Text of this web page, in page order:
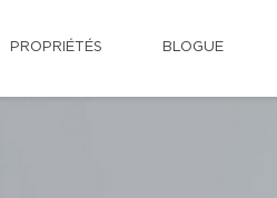
PROPRIÉTÉS BLOGUE